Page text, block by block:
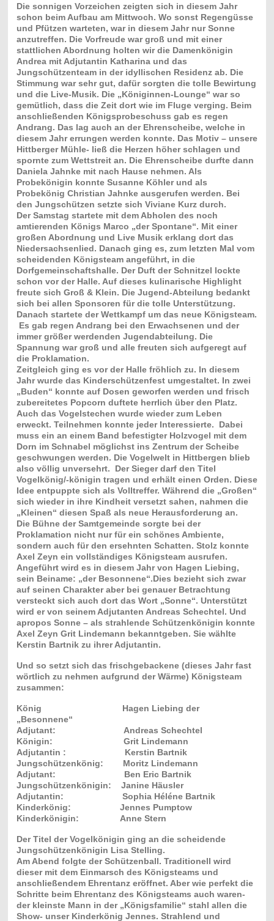
Die sonnigen Vorzeichen zeigten sich in diesem Jahr
schon beim Aufbau am Mittwoch. Wo sonst Regengüsse
und Pfützen warteten, war in diesem Jahr nur Sonne
anzutreffen. Die Vorfreude war groß und mit einer
stattlichen Abordnung holten wir die Damenkönigin
Andrea mit Adjutantin Katharina und das
Jungschützenteam in der idyllischen Residenz ab. Die
Stimmung war sehr gut, dafür sorgten die tolle Bewirtung
und die Live-Musik. Die „Königinnen-Lounge“ war so
gemütlich, dass die Zeit dort wie im Fluge verging. Beim
anschließenden Königsprobeschuss gab es regen
Andrang. Das lag auch an der Ehrenscheibe, welche in
diesem Jahr errungen werden konnte. Das Motiv – unsere
Hittberger Mühle- ließ die Herzen höher schlagen und
spornte zum Wettstreit an. Die Ehrenscheibe durfte dann
Daniela Jahnke mit nach Hause nehmen. Als
Probekönigin konnte Susanne Köhler und als
Probekönig Christian Jahnke ausgerufen werden. Bei
den Jungschützen setzte sich Viviane Kurz durch.
Der Samstag startete mit dem Abholen des noch
amtierenden Königs Marco „der Spontane“. Mit einer
großen Abordnung und Live Musik erklang dort das
Niedersachsenlied. Danach ging es, zum letzten Mal vom
scheidenden Königsteam angeführt, in die
Dorfgemeinschaftshalle. Der Duft der Schnitzel lockte
schon vor der Halle. Auf dieses kulinarische Highlight
freute sich Groß & Klein. Die Jugend-Abteilung bedankt
sich bei allen Sponsoren für die tolle Unterstützung.
Danach startete der Wettkampf um das neue Königsteam.
Es gab regen Andrang bei den Erwachsenen und der
immer größer werdenden Jugendabteilung. Die
Spannung war groß und alle freuten sich aufgeregt auf
die Proklamation.
Zeitgleich ging es vor der Halle fröhlich zu. In diesem
Jahr wurde das Kinderschützenfest umgestaltet. In zwei
„Buden“ konnte auf Dosen geworfen werden und frisch
zubereitetes Popcorn duftete herrlich über den Platz.
Auch das Vogelstechen wurde wieder zum Leben
erweckt. Teilnehmen konnte jeder Interessierte. Dabei
muss ein an einem Band befestigter Holzvogel mit dem
Dorn im Schnabel möglichst ins Zentrum der Scheibe
geschwungen werden. Die Vogelwelt in Hittbergen blieb
also völlig unversehrt. Der Sieger darf den Titel
Vogelkönig/-königin tragen und erhält einen Orden. Diese
Idee entpuppte sich als Volltreffer. Während die „Großen“
sich wieder in ihre Kindheit versetzt sahen, nahmen die
„Kleinen“ diesen Spaß als neue Herausforderung an.
Die Bühne der Samtgemeinde sorgte bei der
Proklamation nicht nur für ein schönes Ambiente,
sondern auch für den ersehnten Schatten. Stolz konnte
Axel Zeyn ein vollständiges Königsteam ausrufen.
Angeführt wird es in diesem Jahr von Hagen Liebing,
sein Beiname: „der Besonnene“.Dies bezieht sich zwar
auf seinen Charakter aber bei genauer Betrachtung
versteckt sich auch dort das Wort „Sonne“. Unterstützt
wird er von seinem Adjutanten Andreas Schechtel. Und
apropos Sonne – als strahlende Schützenkönigin konnte
Axel Zeyn Grit Lindemann bekanntgeben. Sie wählte
Kerstin Bartnik zu ihrer Adjutantin.
Und so setzt sich das frischgebackene (dieses Jahr fast
wörtlich zu nehmen aufgrund der Wärme) Königsteam
zusammen:
König Hagen Liebing der
„Besonnene“
Adjutant: Andreas Schechtel
Königin: Grit Lindemann
Adjutantin : Kerstin Bartnik
Jungschützenkönig: Moritz Lindemann
Adjutant: Ben Eric Bartnik
Jungschützenkönigin: Janine Häusler
Adjutantin: Sophia Héléne Bartnik
Kinderkönig: Jennes Pumptow
Kinderkönigin: Anne Stern
Der Titel der Vogelkönigin ging an die scheidende
Jungschützenkönigin Lisa Stelling.
Am Abend folgte der Schützenball. Traditionell wird
dieser mit dem Einmarsch des Königsteams und
anschließendem Ehrentanz eröffnet. Aber wie perfekt die
Schritte beim Ehrentanz des Königsteams auch waren-
der kleinste Mann in der „Königsfamilie“ stahl allen die
Show- unser Kinderkönig Jennes. Strahlend und